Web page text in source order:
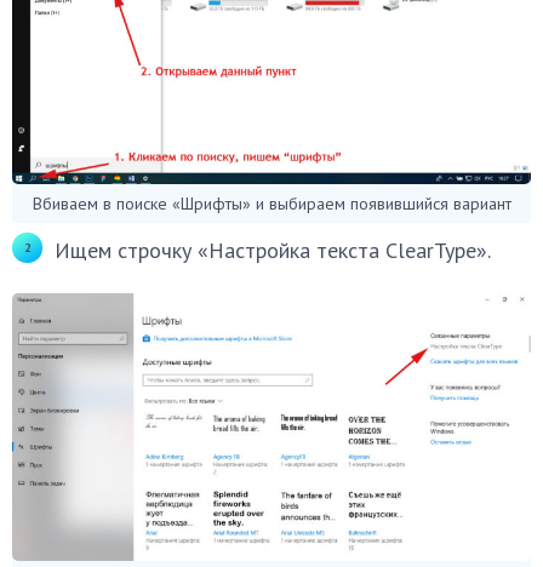
Вбиваем в поиске «Шрифты» и выбираем появившийся вариант
Ищем строчку «Настройка текста ClearType».